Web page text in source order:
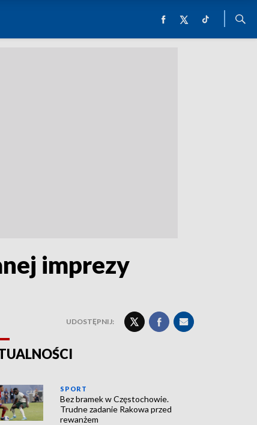
imprezy
UDOSTĘPNIJ:
SPORT
Bez bramek w Częstochowie.
Trudne zadanie Rakowa przed
rewanżem